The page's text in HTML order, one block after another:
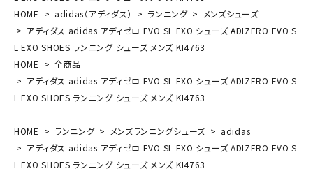
HOME
adidas（アディダス） ランニング
メンズシューズ
アディダス adidas アディゼロ EVO SL EXO シューズ ADIZERO EVO S
L EXO SHOES ランニング シューズ メンズ KI4763
HOME
全商品
アディダス adidas アディゼロ EVO SL EXO シューズ ADIZERO EVO S
L EXO SHOES ランニング シューズ メンズ KI4763
HOME ランニング メンズランニングシューズ
adidas
アディダス adidas アディゼロ EVO SL EXO シューズ ADIZERO EVO S
L EXO SHOES ランニング シューズ メンズ KI4763